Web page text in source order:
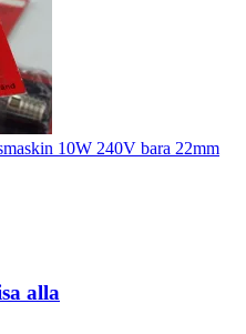
10W 240V bara 22mm
alla